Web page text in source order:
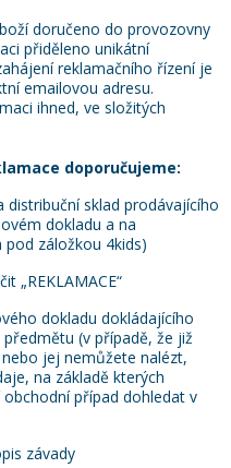
doručeno do provozovny
přiděleno unikátní
reklamačního řízení je
emailovou adresu.
ihned, ve složitých
doporučujeme:
sklad prodávajícího
dokladu a na
pod záložkou 4kids)
„REKLAMACE“
dokladu dokládajícího
(v případě, že již
jej nemůžete nalézt,
na základě kterých
případ dohledat v
závady